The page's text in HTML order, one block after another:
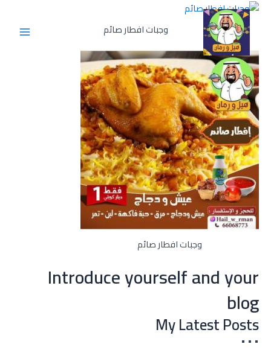
وجبات افطار صائم
وجبات افطار صائم
Introduce yourself and your
blog
My Latest Posts
• • •